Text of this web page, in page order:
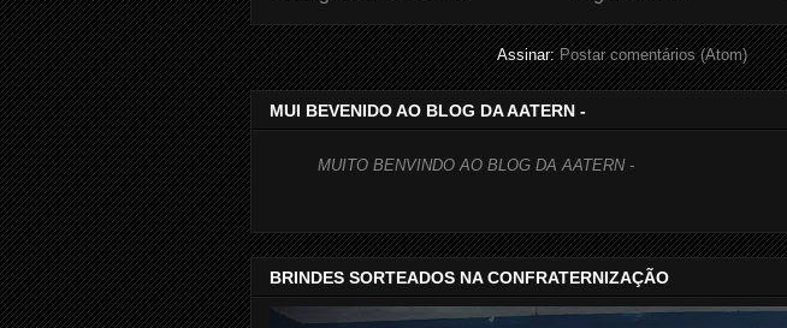
Assinar:Postar comentários (Atom)
MUI BEVENIDO AO BLOG DA AATERN -
MUITO BENVINDO AO BLOG DA AATERN -
BRINDES SORTEADOS NA CONFRATERNIZAÇÃO